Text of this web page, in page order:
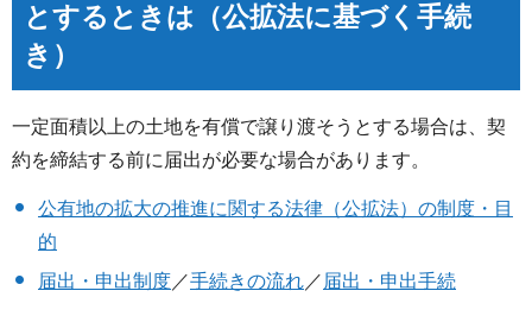
とするときは（公拡法に基づく手続
き）
一定面積以上の土地を有償で譲り渡そうとする場合は、契
約を締結する前に届出が必要な場合があります。
公有地の拡大の推進に関する法律（公拡法）の制度・目
的
届出・申出制度 ／手続きの流れ ／ 届出・申出手続